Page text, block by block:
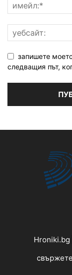
запишете
следващия път,
Hroniki.bg